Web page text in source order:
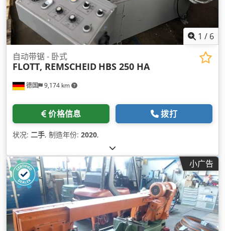
1 / 6
德国 9,174 km
自动带锯 - 卧式
FLOTT, REMSCHEID HBS 250 HA
价格信息 拨打
状况: 二手, 制造年份: 2020,
小广告